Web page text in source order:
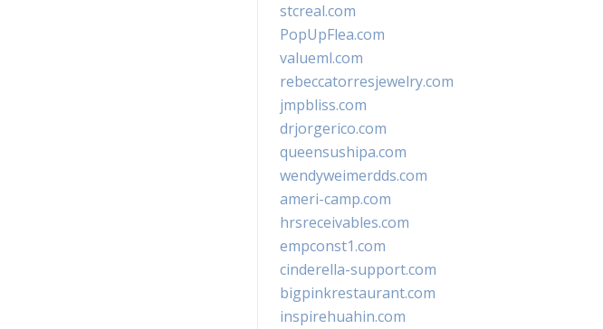
stcreal.com
PopUpFlea.com
valueml.com
rebeccatorresjewelry.com
jmpbliss.com
drjorgerico.com
queensushipa.com
wendyweimerdds.com
ameri-camp.com
hrsreceivables.com
empconst1.com
cinderella-support.com
bigpinkrestaurant.com
inspirehuahin.com